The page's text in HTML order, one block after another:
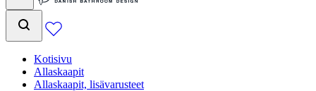
Kotisivu
Allaskaapit
Allaskaapit, lisävarusteet